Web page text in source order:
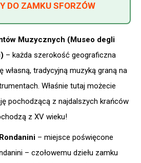
DO ZAMKU SFORZÓW
Muzycznych (Museo degli
– każda szerokość geograficzna
tradycyjną muzyką graną na
Właśnie tutaj możecie
pochodzącą z najdalszych krańców
z XV wieku!
– miejsce poświęcone
– czołowemu dziełu zamku